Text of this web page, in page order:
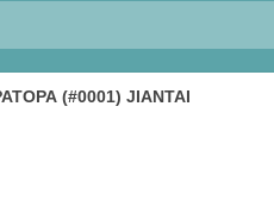
(#0001) JIANTAI